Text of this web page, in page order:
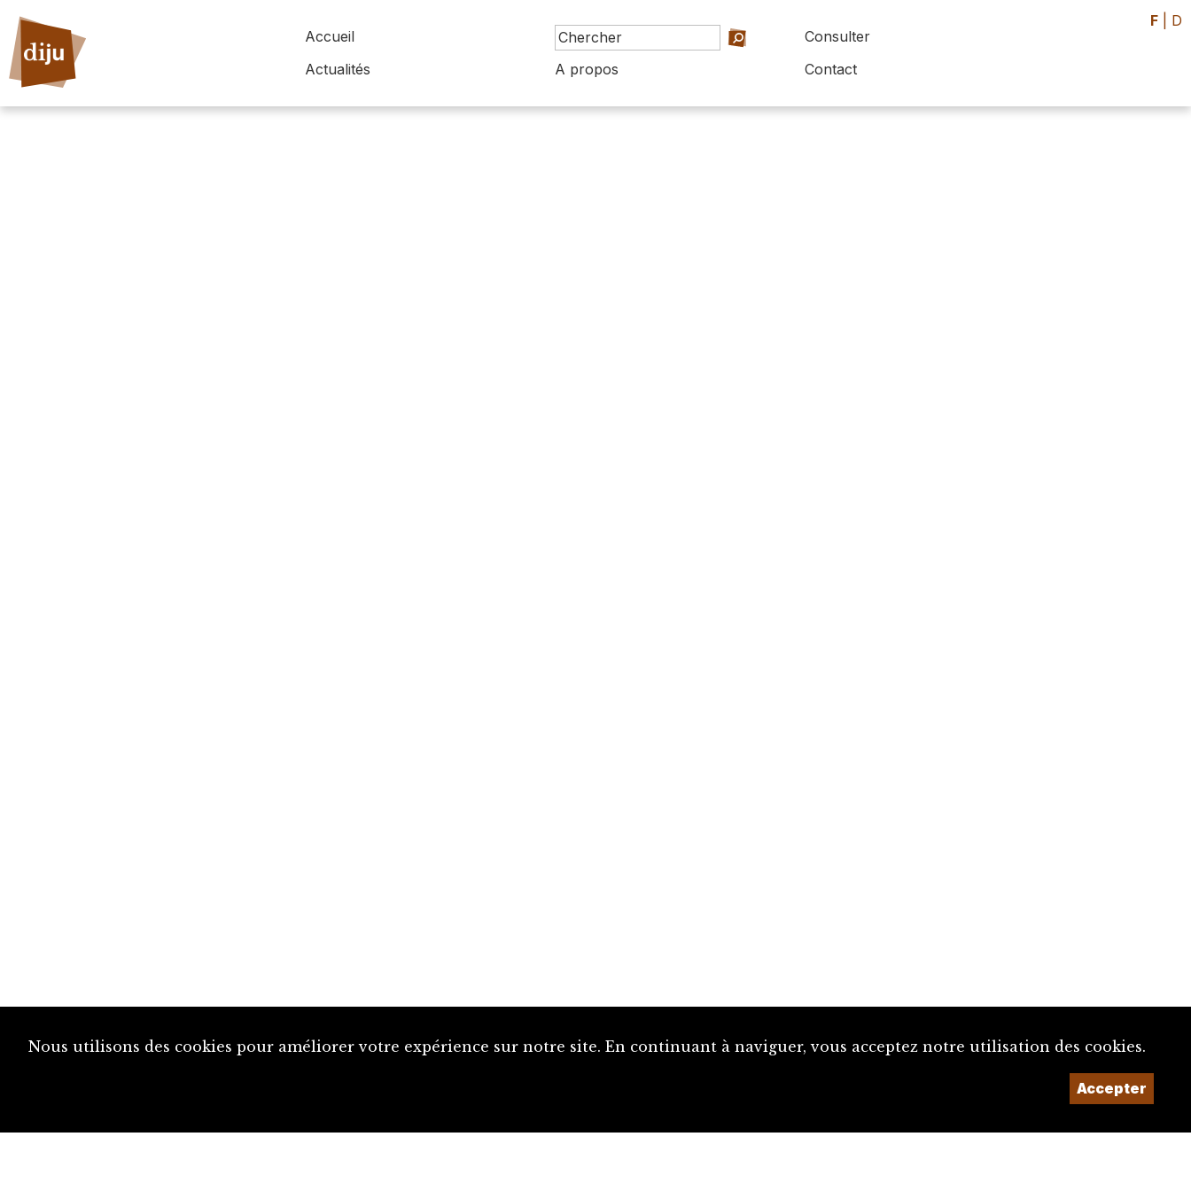
Accueil
Consulter
Actualités
A propos Contact
F D
Nous utilisons des cookies pour améliorer votre expérience sur notre site. En continuant à naviguer, vous acceptez notre utilisation des cookies.
Accepter